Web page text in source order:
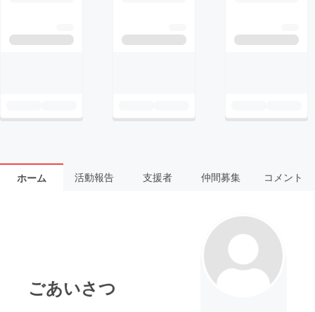
ホーム 活動報告 支援者 仲間募集 コメント
ごあいさつ